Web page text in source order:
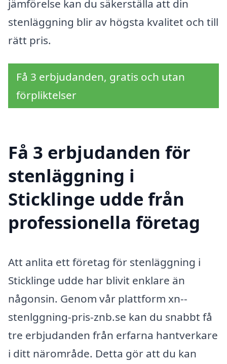
jämförelse kan du säkerställa att din
stenläggning blir av högsta kvalitet och till
rätt pris.
Få 3 erbjudanden, gratis och utan
förpliktelser
Få 3 erbjudanden för
stenläggning i
Sticklinge udde från
professionella företag
Att anlita ett företag för stenläggning i
Sticklinge udde har blivit enklare än
någonsin. Genom vår plattform xn--
stenlggning-pris-znb.se kan du snabbt få
tre erbjudanden från erfarna hantverkare
i ditt närområde. Detta gör att du kan